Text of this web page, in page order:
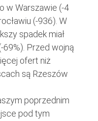
w Warszawie (-4
(-936). W
spadek miał
69%). Przed wojną
ofert niż
są Rzeszów
poprzednim
pod tym